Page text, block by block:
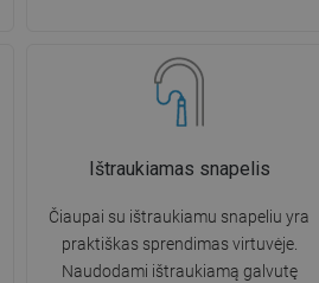
Ištraukiamas snapelis
Čiaupai su ištraukiamu snapeliu yra
praktiškas sprendimas virtuvėje.
Naudodami ištraukiamą galvutę